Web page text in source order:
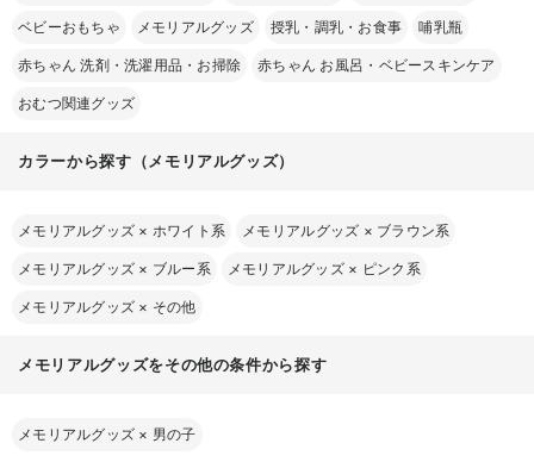
ベビーおもちゃ メモリアルグッズ 授乳・調乳・お食事 哺乳瓶
赤ちゃん 洗剤・洗濯用品・お掃除 赤ちゃん お風呂・ベビースキンケア
おむつ関連グッズ
カラーから探す（メモリアルグッズ）
メモリアルグッズ × ホワイト系 メモリアルグッズ × ブラウン系
メモリアルグッズ × ブルー系 メモリアルグッズ × ピンク系
メモリアルグッズ × その他
メモリアルグッズをその他の条件から探す
メモリアルグッズ × 男の子